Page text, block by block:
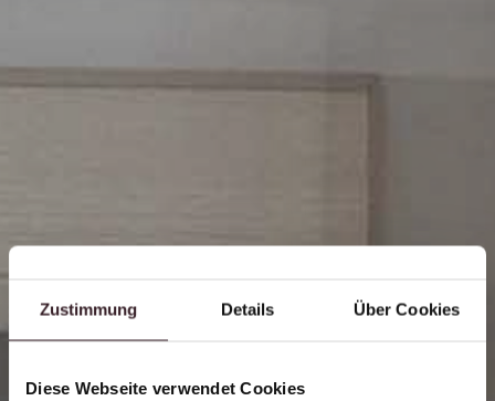
Zustimmung Details Über Cookies
Diese Webseite verwendet Cookies